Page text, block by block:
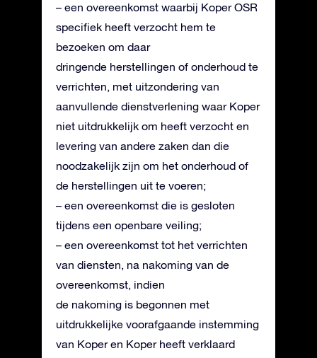
– een overeenkomst waarbij Koper OSR
specifiek heeft verzocht hem te
bezoeken om daar
dringende herstellingen of onderhoud te
verrichten, met uitzondering van
aanvullende dienstverlening waar Koper
niet uitdrukkelijk om heeft verzocht en
levering van andere zaken dan die
noodzakelijk zijn om het onderhoud of
de herstellingen uit te voeren;
– een overeenkomst die is gesloten
tijdens een openbare veiling;
– een overeenkomst tot het verrichten
van diensten, na nakoming van de
overeenkomst, indien
de nakoming is begonnen met
uitdrukkelijke voorafgaande instemming
van Koper en Koper heeft verklaard